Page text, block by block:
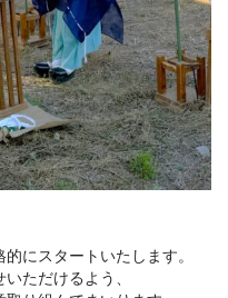
にスタートいたします。
ただけるよう、